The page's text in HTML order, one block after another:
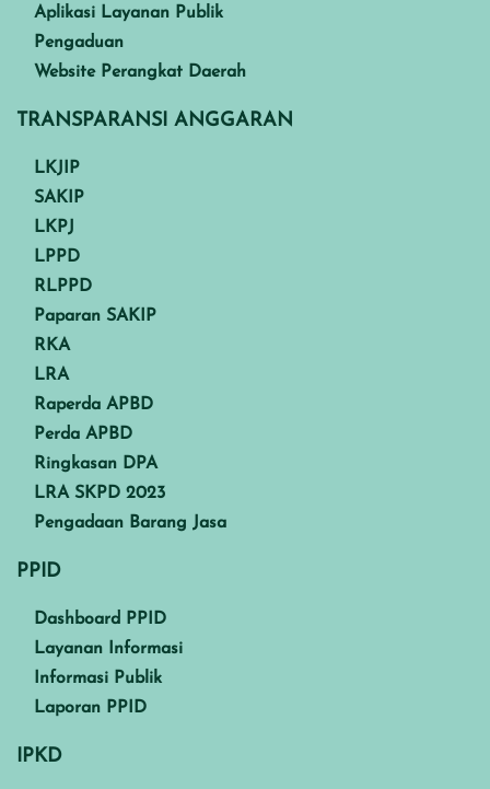
Aplikasi Layanan Publik
Pengaduan
Website Perangkat Daerah
TRANSPARANSI ANGGARAN
LKJIP
SAKIP
LKPJ
LPPD
RLPPD
Paparan SAKIP
RKA
LRA
Raperda APBD
Perda APBD
Ringkasan DPA
LRA SKPD 2023
Pengadaan Barang Jasa
PPID
Dashboard PPID
Layanan Informasi
Informasi Publik
Laporan PPID
IPKD